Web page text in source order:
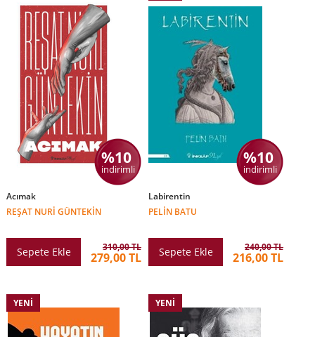
%10
indirimli
Acımak
REŞAT NURI GÜNTEKIN
Sepete Ekle 310,00 TL
279,00 TL
%10
indirimli
Labirentin
PELIN BATU
Sepete Ekle 240,00 TL
216,00 TL
YENI YENI